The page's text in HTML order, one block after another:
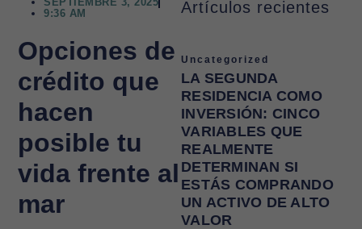
9:36 AM
Opciones de
crédito que
hacen
posible tu
vida frente al
mar
Artículos recientes
Uncategorized
LA SEGUNDA
RESIDENCIA COMO
INVERSIÓN: CINCO
VARIABLES QUE
REALMENTE
DETERMINAN SI
ESTÁS COMPRANDO
UN ACTIVO DE ALTO
VALOR